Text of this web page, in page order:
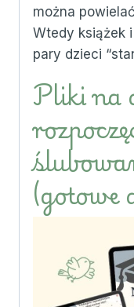
można
Wtedy książek
pary dzieci
Pliki na
(gotowe